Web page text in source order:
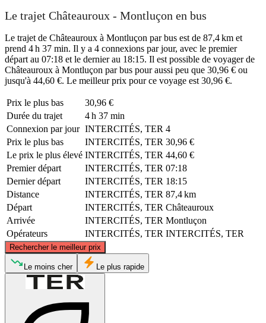
Le trajet Châteauroux - Montluçon en bus
Le trajet de Châteauroux à Montluçon par bus est de 87,4 km et
prend 4 h 37 min. Il y a 4 connexions par jour, avec le premier
départ au 07:18 et le dernier au 18:15. Il est possible de voyager de
Châteauroux à Montluçon par bus pour aussi peu que 30,96 € ou
jusqu'à 44,60 €. Le meilleur prix pour ce voyage est 30,96 €.
Prix ​​le plus bas
30,96 €
Durée du trajet
4 h 37 min
Connexion par jour INTERCITÉS, TER 4
Prix ​​le plus bas
INTERCITÉS, TER 30,96 €
Le prix le plus élevé INTERCITÉS, TER 44,60 €
Premier départ
INTERCITÉS, TER 07:18
Dernier départ
INTERCITÉS, TER 18:15
Distance
INTERCITÉS, TER 87,4 km
Départ
INTERCITÉS, TER Châteauroux
Arrivée
INTERCITÉS, TER Montluçon
Opérateurs
INTERCITÉS, TER INTERCITÉS, TER
Rechercher le meilleur prix
Châteauroux
© CARTO, © OpenStreetMapcontributors
Le moins cher Le plus rapide